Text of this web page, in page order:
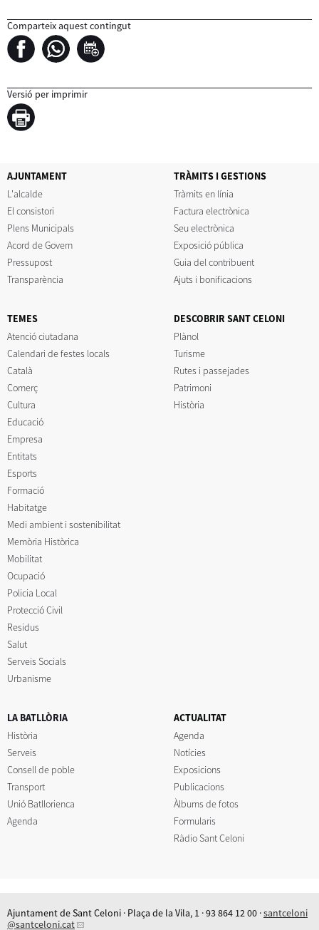
Comparteix aquest contingut
Versió per imprimir
AJUNTAMENT
L'alcalde
El consistori
Plens Municipals
Acord de Govern
Pressupost
Transparència
TRÀMITS I GESTIONS
Tràmits en línia
Factura electrònica
Seu electrònica
Exposició pública
Guia del contribuent
Ajuts i bonificacions
TEMES
Atenció ciutadana
Calendari de festes locals
Català
Comerç
Cultura
Educació
Empresa
Entitats
Esports
Formació
Habitatge
Medi ambient i sostenibilitat
Memòria Històrica
Mobilitat
Ocupació
Policia Local
Protecció Civil
Residus
Salut
Serveis Socials
Urbanisme
DESCOBRIR SANT CELONI
Plànol
Turisme
Rutes i passejades
Patrimoni
Història
LA BATLLÒRIA
Història
Serveis
Consell de poble
Transport
Unió Batllorienca
Agenda
ACTUALITAT
Agenda
Notícies
Exposicions
Publicacions
Àlbums de fotos
Formularis
Ràdio Sant Celoni
Ajuntament de Sant Celoni · Plaça de la Vila, 1 · 93 864 12 00 ·santceloni
@santceloni.cat